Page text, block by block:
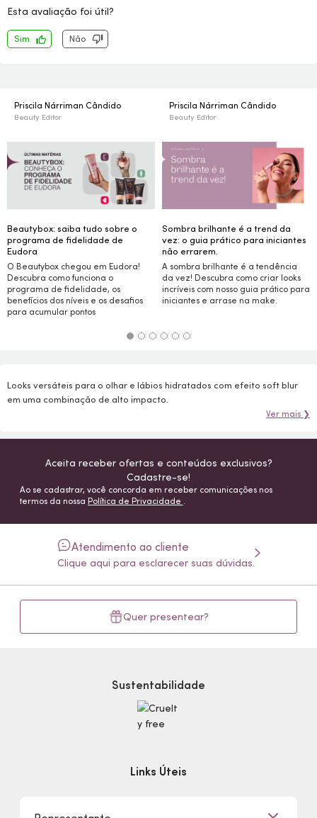
Esta avaliação foi útil?
Sim Não
Priscila Nárriman Cândido
Beauty Editor
Beautybox: saiba tudo sobre o
programa de fidelidade de
Eudora
O Beautybox chegou em Eudora!
Descubra como funciona o
programa de fidelidade, os
benefícios dos níveis e os desafios
para acumular pontos
Priscila Nárriman Cândido
Beauty Editor
Sombra brilhante é a trend da
vez: o guia prático para iniciantes
não errarem.
A sombra brilhante é a tendência
da vez! Descubra como criar looks
incríveis com nosso guia prático para
iniciantes e arrase na make.
Looks versáteis para o olhar e lábios hidratados com efeito soft blur
em uma combinação de alto impacto.
Ver mais ❯
Aceita receber ofertas e conteúdos exclusivos?
Cadastre-se!
Ao se cadastrar, você concorda em receber comunicações nos
termos da nossa Política de Privacidade .
Atendimento ao cliente
Clique aqui para esclarecer suas dúvidas.
Quer presentear?
Sustentabilidade
Links Úteis